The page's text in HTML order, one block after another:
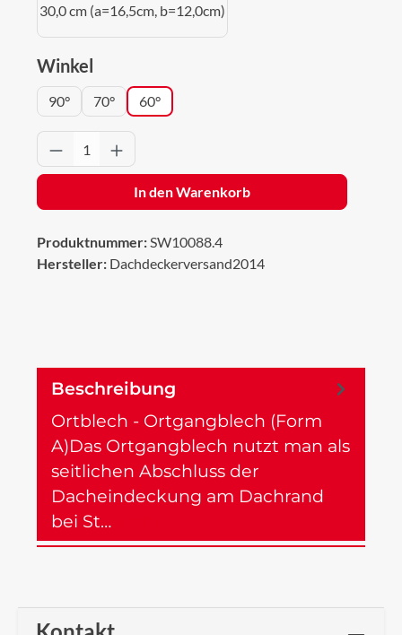
30,0 cm (a=16,5cm, b=12,0cm)
Winkel
90° 70° 60°
Produkt Anzahl: Gib den gewünschten
In den Warenkorb
Produktnummer:SW10088.4
Hersteller: Dachdeckerversand2014
Beschreibung
Ortblech - Ortgangblech (Form
A)Das Ortgangblech nutzt man als
seitlichen Abschluss der
Dacheindeckung am Dachrand
bei St…